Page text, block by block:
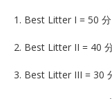
1. Best Litter I = 50 分
2. Best Litter II = 40
3. Best Litter III = 30